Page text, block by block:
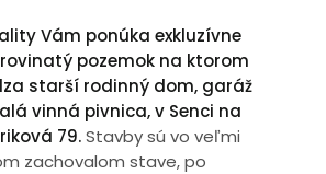
Vám ponúka exkluzívne
pozemok na ktorom
starší rodinný dom, garáž
vinná pivnica, v Senci na
79.Stavby sú vo veľmi
zachovalom stave, po